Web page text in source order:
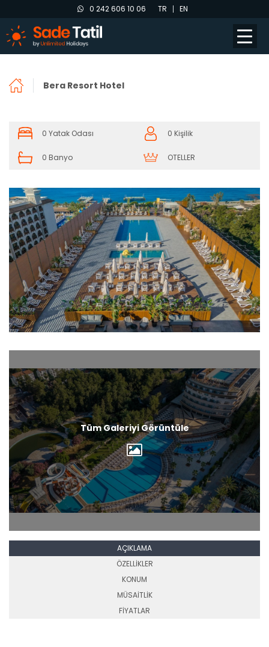
0 242 606 10 06 TR EN
Bera Resort Hotel
0 Yatak Odası 0 Kişilik
0 Banyo OTELLER
Tüm Galeriyi Görüntüle
AÇIKLAMA
ÖZELLİKLER
KONUM
MÜSAİTLİK
FİYATLAR